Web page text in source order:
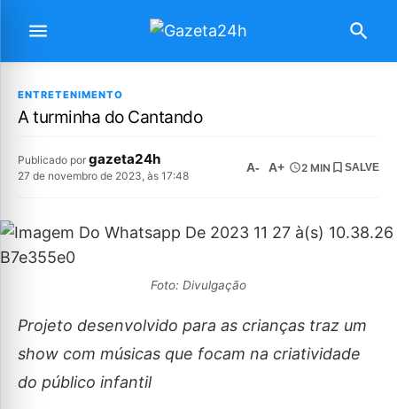
ENTRETENIMENTO
A turminha do Cantando
Publicado por gazeta24h
27 de novembro de 2023, às 17:48
A- A+ 2 MIN SALVE
Foto: Divulgação
Projeto desenvolvido para as crianças traz um
show com músicas que focam na criatividade
do público infantil